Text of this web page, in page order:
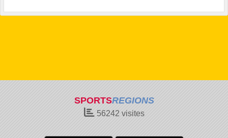
SPORTSREGIONS
56242 visites